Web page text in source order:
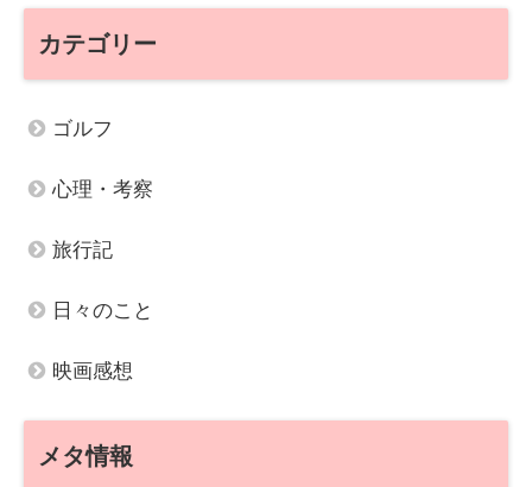
カテゴリー
ゴルフ
心理・考察
旅行記
日々のこと
映画感想
メタ情報